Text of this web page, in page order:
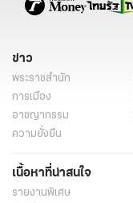
ข่าว
พระราชสำนัก
การเมือง
อาชญากรรม
ความยั่งยืน
เนื้อหาที่น่าสนใจ
รายงานพิเศษ